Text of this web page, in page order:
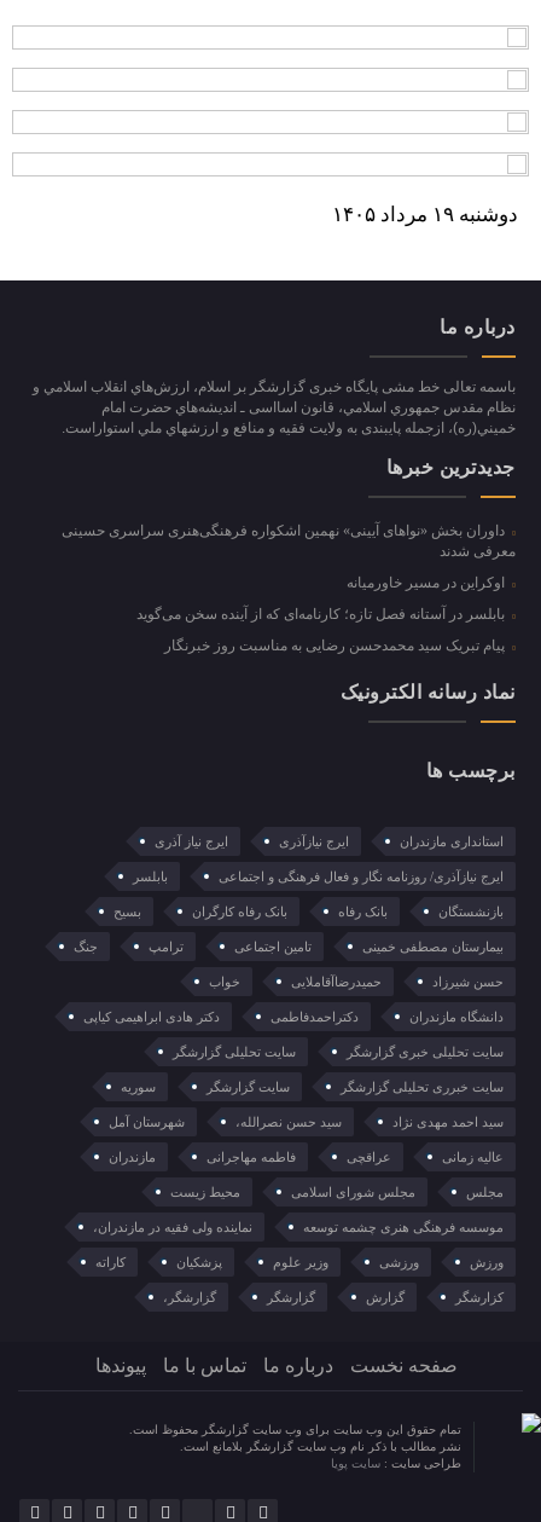
دوشنبه ۱۹ مرداد ۱۴۰۵
درباره ما
باسمه تعالی خط مشی پایگاه خبری گزارشگر بر اسلام، ارزش‌هاي انقلاب اسلامي و
نظام مقدس جمهوري اسلامي، قانون اسااسی ـ انديشه‌هاي حضرت امام
خميني(ره)، ازجمله پایبندی به ولايت فقيه و منافع و ارزشهاي ملي استواراست.
جدیدترین خبرها
داوران بخش «نواهای آیینی» نهمین اشکواره فرهنگی‌هنری سراسری حسینی
معرفی شدند
اوکراین در مسیر خاورمیانه
بابلسر در آستانه فصل تازه؛ کارنامه‌ای که از آینده سخن می‌گوید
پیام تبریک سید محمدحسن رضایی به مناسبت روز خبرنگار
نماد رسانه الکترونیک
برچسب ها
استانداری مازندران ایرج نیازآذری ایرج نیاز آذری
ایرج نیازآذری/ روزنامه نگار و فعال فرهنگی و اجتماعی بابلسر
بازنشستگان بانک رفاه بانک رفاه کارگران بسیح
بیمارستان مصطفی خمینی تامین اجتماعی ترامپ جنگ
حسن شیرزاد حمیدرضاآقاملایی خواب
دانشگاه مازندران دکتراحمدفاطمی دکتر هادی ابراهیمی کیاپی
سایت تحلیلی خبری گزارشگر سایت تحلیلی گزارشگر
سایت خبرری تحلیلی گزارشگر سایت گزارشگر سوریه
سید احمد مهدی نژاد سید حسن نصرالله، شهرستان آمل
عالیه زمانی عراقچی فاطمه مهاجرانی مازندران
مجلس مجلس شورای اسلامی محیط زیست
موسسه فرهنگی هنری چشمه توسعه نماینده ولی فقیه در مازندران،
ورزش ورزشی وزیر علوم پزشکیان کاراته
کزارشگر گزارش گزارشگر گزارشگر،
صفحه نخست درباره ما تماس با ما پیوندها
تمام حقوق این وب سایت برای وب سایت گزارشگر محفوظ است.
نشر مطالب با ذکر نام وب سایت گزارشگر بلامانع است.
طراحی سایت : سایت پویا